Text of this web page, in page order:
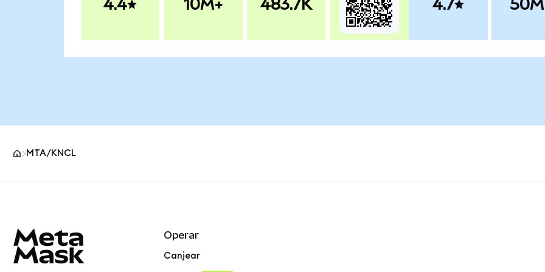
4.4 10M+ 483.7K 4.7
MTA/KNCL
Operar
Canjear